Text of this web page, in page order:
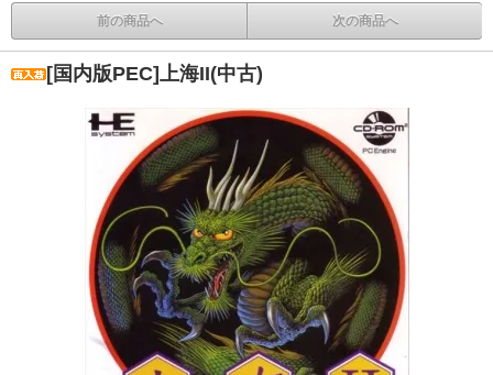
前の商品へ 次の商品へ
[国内版PEC]上海II(中古)